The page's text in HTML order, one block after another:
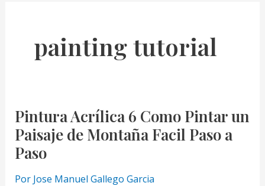
painting tutorial
Pintura Acrílica 6 Como Pintar un
Paisaje de Montaña Facil Paso a
Paso
Por Jose Manuel Gallego Garcia